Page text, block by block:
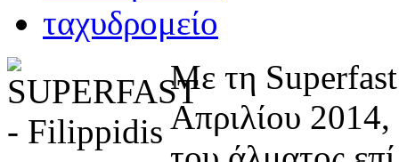
Με τη Superfast
Απριλίου